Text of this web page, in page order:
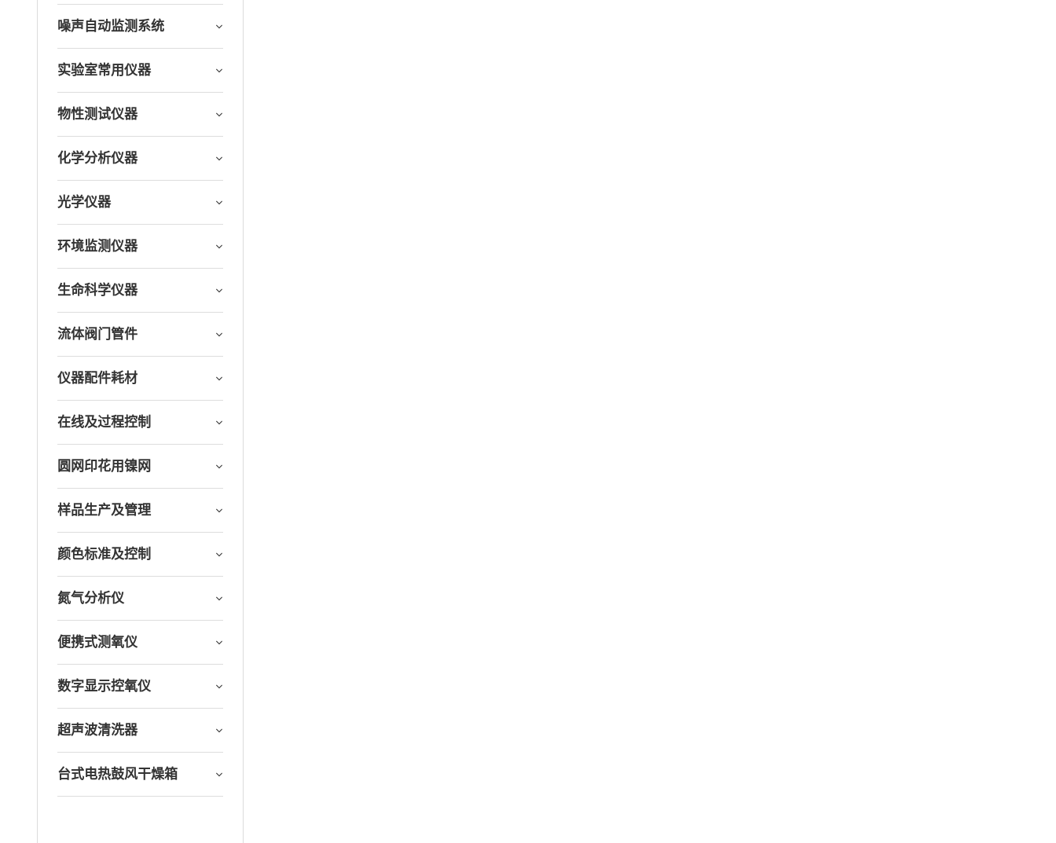
噪声自动监测系统
实验室常用仪器
物性测试仪器
化学分析仪器
光学仪器
环境监测仪器
生命科学仪器
流体阀门管件
仪器配件耗材
在线及过程控制
圆网印花用镍网
样品生产及管理
颜色标准及控制
氮气分析仪
便携式测氧仪
数字显示控氧仪
超声波清洗器
台式电热鼓风干燥箱